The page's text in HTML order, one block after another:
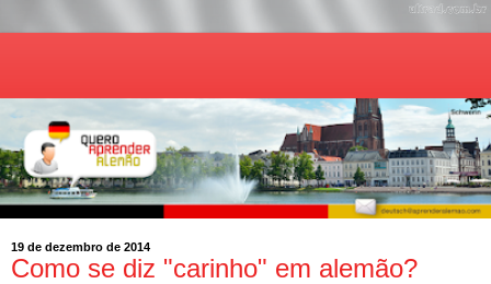
19 de dezembro de 2014
Como se diz "carinho" em alemão?